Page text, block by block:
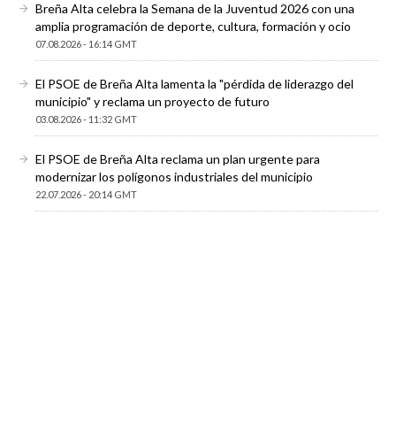
Breña Alta celebra la Semana de la Juventud 2026 con una
amplia programación de deporte, cultura, formación y ocio
07.08.2026 - 16:14 GMT
El PSOE de Breña Alta lamenta la "pérdida de liderazgo del
municipio" y reclama un proyecto de futuro
03.08.2026 - 11:32 GMT
El PSOE de Breña Alta reclama un plan urgente para
modernizar los polígonos industriales del municipio
22.07.2026 - 20:14 GMT